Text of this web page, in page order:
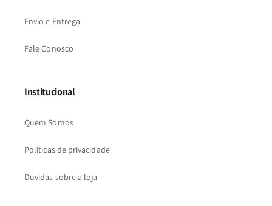
Envio e Entrega
Fale Conosco
Institucional
Quem Somos
Políticas de privacidade
Duvidas sobre a loja